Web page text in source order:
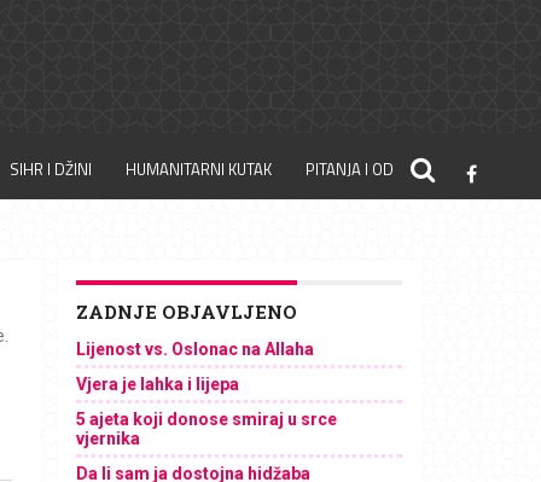
SIHR I DŽINI HUMANITARNI KUTAK PITANJA I ODGOVORI
ZADNJE OBJAVLJENO
Lijenost vs. Oslonac na Allaha
Vjera je lahka i lijepa
5 ajeta koji donose smiraj u srce
vjernika
Da li sam ja dostojna hidžaba